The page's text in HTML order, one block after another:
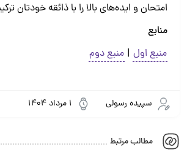
امتحان و ایده‌های بالا را با ذائقه خودتان
منابع
منبع اول | منبع دوم
سپیده رسولی 1 مرداد 1404
مطالب مرتبط